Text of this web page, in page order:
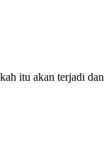
itu akan terjadi dan